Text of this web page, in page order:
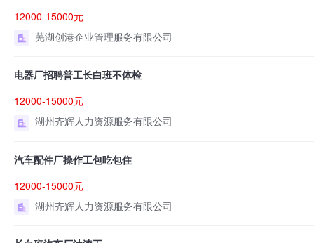
12000-15000元
芜湖创港企业管理服务有限公司
电器厂招聘普工长白班不体检
12000-15000元
湖州齐辉人力资源服务有限公司
汽车配件厂操作工包吃包住
12000-15000元
湖州齐辉人力资源服务有限公司